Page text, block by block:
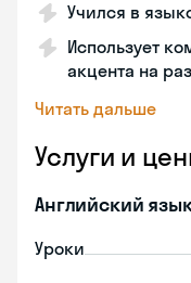
Учился в
Использует
акцента на
Читать дальше
Услуги и
Английский
Уроки